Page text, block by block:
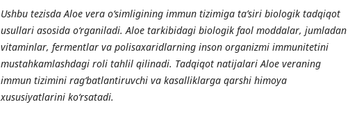
Ushbu tezisda Aloe vera o‘simligining immun tizimiga ta’siri biologik tadqiqot
usullari asosida o‘rganiladi. Aloe tarkibidagi biologik faol moddalar, jumladan
vitaminlar, fermentlar va polisaxaridlarning inson organizmi immunitetini
mustahkamlashdagi roli tahlil qilinadi. Tadqiqot natijalari Aloe veraning
immun tizimini rag‘batlantiruvchi va kasalliklarga qarshi himoya
xususiyatlarini ko‘rsatadi.